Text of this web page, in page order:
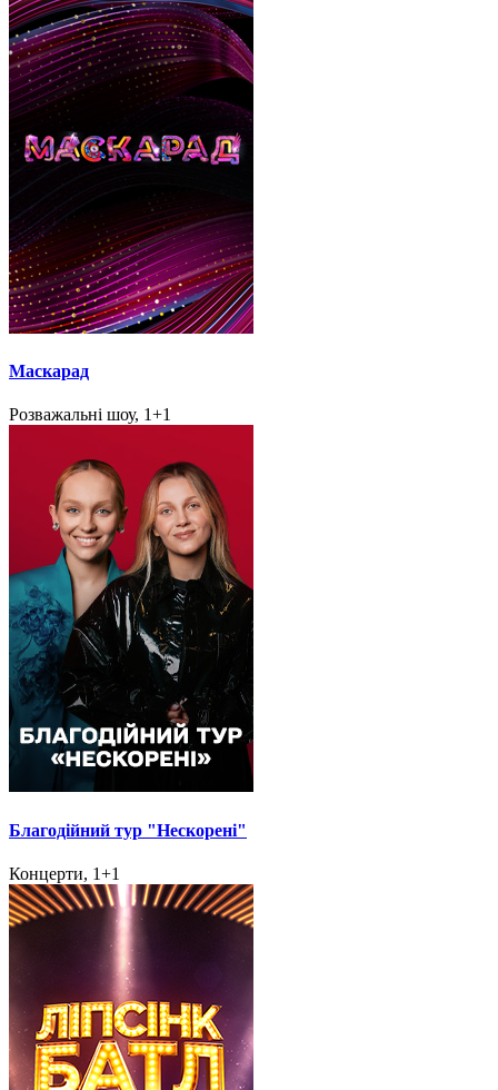
Маскарад
Розважальні шоу, 1+1
Благодійний тур "Нескорені"
Концерти, 1+1